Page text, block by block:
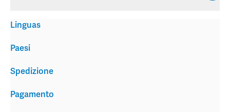
Spedizione
Pagamento
Linguas
Paesi